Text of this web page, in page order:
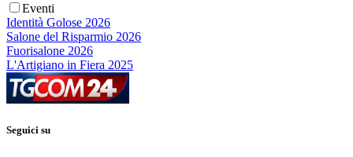
Eventi
Identità Golose 2026
Salone del Risparmio 2026
Fuorisalone 2026
L'Artigiano in Fiera 2025
Seguici su